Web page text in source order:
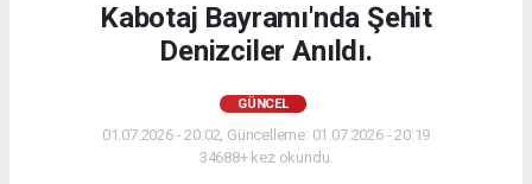
Kabotaj Bayramı'nda Şehit
Denizciler Anıldı.
GÜNCEL
01.07.2026 - 20:02, Güncelleme: 01.07.2026 - 20:19
34688+ kez okundu.